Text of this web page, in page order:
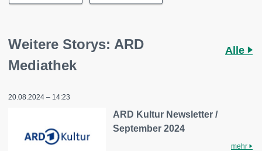
Weitere Storys: ARD
Mediathek
Alle
20.08.2024 – 14:23
ARD Kultur Newsletter /
September 2024
mehr